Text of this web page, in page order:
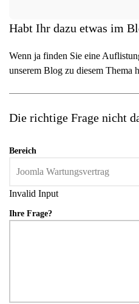
Habt Ihr dazu etwas im
Wenn ja finden Sie eine
unserem Blog zu diesem Thema
Die richtige Frage nicht
Bereich
Invalid Input
Ihre Frage?